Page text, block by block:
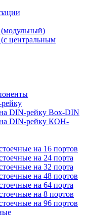
центральным
DIN-рейку Box-DIN
DIN-рейку КОН-
на 16 портов
на 24 порта
на 32 порта
на 48 портов
на 64 порта
на 8 портов
на 96 портов